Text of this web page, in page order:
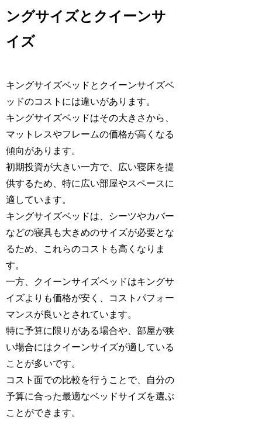
ングサイズとクイーンサ
イズ
キングサイズベッドとクイーンサイズベ
ッドのコストには違いがあります。
キングサイズベッドはその大きさから、
マットレスやフレームの価格が高くなる
傾向があります。
初期投資が大きい一方で、広い寝床を提
供するため、特に広い部屋やスペースに
適しています。
キングサイズベッドは、シーツやカバー
などの寝具も大きめのサイズが必要とな
るため、これらのコストも高くなりま
す。
一方、クイーンサイズベッドはキングサ
イズよりも価格が安く、コストパフォー
マンスが良いとされています。
特に予算に限りがある場合や、部屋が狭
い場合にはクイーンサイズが適している
ことが多いです。
コスト面での比較を行うことで、自分の
予算に合った最適なベッドサイズを選ぶ
ことができます。